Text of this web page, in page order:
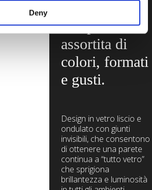
Deny
completa e
assortita di
colori, formati
e gusti.
Design in vetro liscio e
ondulato con giunti
invisibili, che consentono
di ottenere una parete
continua a “tutto vetro”
che sprigiona
brillantezza e luminosità